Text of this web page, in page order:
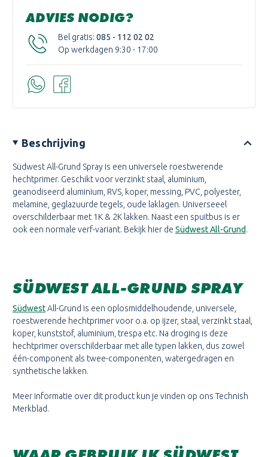
ADVIES NODIG?
Bel gratis: 085 - 112 02 02
Op werkdagen 9:30 - 17:00
Beschrijving
Südwest All-Grund Spray is een universele roestwerende
hechtprimer. Geschikt voor verzinkt staal, aluminium,
geanodiseerd aluminium, RVS, koper, messing, PVC, polyester,
melamine, geglazuurde tegels, oude laklagen. Universeeel
overschilderbaar met 1K & 2K lakken. Naast een spuitbus is er
ook een normale verf-variant. Bekijk hier de Südwest All-Grund.
SÜDWEST ALL-GRUND SPRAY
SüdwestAll-Grund is een oplosmiddelhoudende, universele,
roestwerende hechtprimer voor o.a. op ijzer, staal, verzinkt staal,
koper, kunststof, aluminium, trespa etc. Na droging is deze
hechtprimer overschilderbaar met alle typen lakken, dus zowel
één-component als twee-componenten, watergedragen en
synthetische lakken.
Meer informatie over dit product kun je vinden op ons Technish
Merkblad.